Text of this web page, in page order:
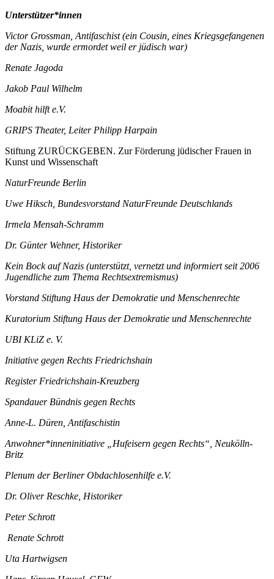
Unterstützer*innen
Victor Grossman, Antifaschist (ein Cousin, eines Kriegsgefangenen
der Nazis, wurde ermordet weil er jüdisch war)
Renate Jagoda
Jakob Paul Wilhelm
Moabit hilft e.V.
GRIPS Theater, Leiter Philipp Harpain
Stiftung ZURÜCKGEBEN. Zur Förderung jüdischer Frauen in
Kunst und Wissenschaft
NaturFreunde Berlin
Uwe Hiksch, Bundesvorstand NaturFreunde Deutschlands
Irmela Mensah-Schramm
Dr. Günter Wehner, Historiker
Kein Bock auf Nazis (unterstützt, vernetzt und informiert seit 2006
Jugendliche zum Thema Rechtsextremismus)
Vorstand Stiftung Haus der Demokratie und Menschenrechte
Kuratorium Stiftung Haus der Demokratie und Menschenrechte
UBI KLiZ e. V.
Initiative gegen Rechts Friedrichshain
Register Friedrichshain-Kreuzberg
Spandauer Bündnis gegen Rechts
Anne-L. Düren, Antifaschistin
Anwohner*inneninitiative „Hufeisern gegen Rechts“, Neukölln-
Britz
Plenum der Berliner Obdachlosenhilfe e.V.
Dr. Oliver Reschke, Historiker
Peter Schrott
Renate Schrott
Uta Hartwigsen